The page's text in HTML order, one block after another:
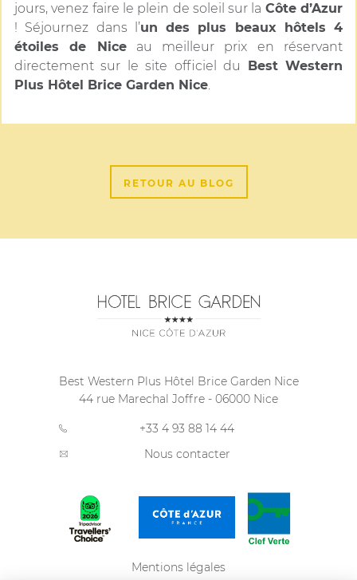
jours, venez faire le plein de soleil sur la Côte d’Azur
! Séjournez dans l’un des plus beaux hôtels 4
étoiles de Niceau meilleur prix en réservant
directement sur le site officiel du Best Western
Plus Hôtel Brice Garden Nice.
RETOUR AU BLOG
Best Western Plus Hôtel Brice Garden Nice
44 rue Marechal Joffre - 06000 Nice
+33 4 93 88 14 44
Nous contacter
Mentions légales